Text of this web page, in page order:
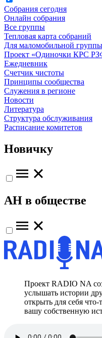
Собрания сегодня
Онлайн собрания
Все группы
Тепловая карта собраний
Для маломобильной
Проект «Одиночки КРС
Ежедневник
Счетчик чистоты
Принципы сообщества
Служения в регионе
Новости
Литература
Структура обслуживания
Расписание комитетов
Новичку
АН в обществе
Проект RADIO NA
услышать истории
открыть для себя
вашу собственную